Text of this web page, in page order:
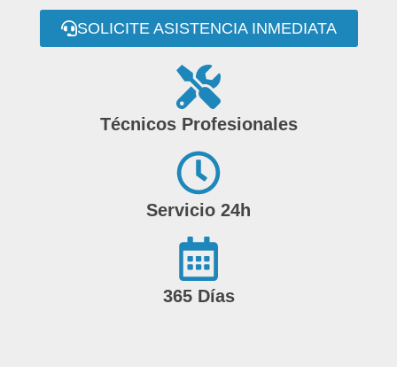
SOLICITE ASISTENCIA INMEDIATA
Técnicos Profesionales
Servicio 24h
365 Días